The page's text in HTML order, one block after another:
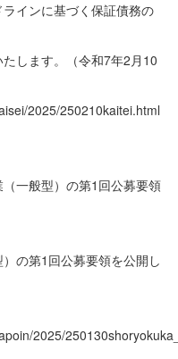
インに基づく保証債務の
します。（令和7年2月10
2025/250210kaitei.html
（一般型）の第1回公募要領
の第1回公募要領を公開し
2025/